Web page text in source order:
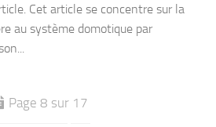
Cet article se concentre sur la
au système domotique par
Page 8 sur 17